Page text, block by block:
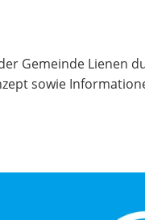
Gemeinde Lienen
sowie